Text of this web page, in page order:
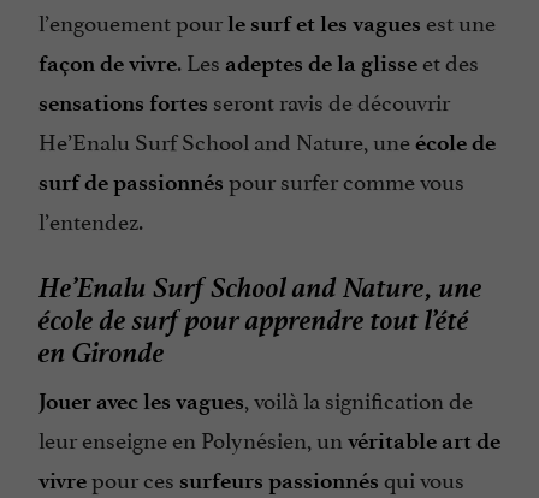
l’engouement pourle surf et les vagues est une
façon de vivre. Les adeptes de la glisse et des
sensations fortes seront ravis de découvrir
He’Enalu Surf School and Nature, uneécole de
surf de passionnés pour surfer comme vous
l’entendez.
He’Enalu Surf School and Nature, une
école de surf pour apprendre tout l’été
en Gironde
Jouer avec les vagues, voilà la signification de
leur enseigne en Polynésien, un véritable art de
vivrepour ces surfeurs passionnés qui vous